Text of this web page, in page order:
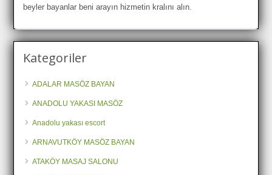
beyler bayanlar beni arayın hizmetin kralını alın.
Kategoriler
ADALAR MASÖZ BAYAN
ANADOLU YAKASI MASÖZ
Anadolu yakası escort
ARNAVUTKÖY MASÖZ BAYAN
ATAKÖY MASAJ SALONU